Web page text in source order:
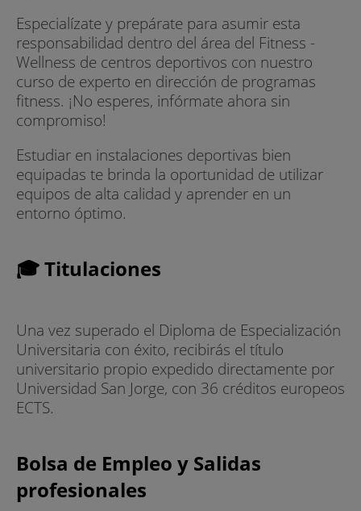
Especialízate y prepárate para asumir esta
responsabilidad dentro del área del Fitness -
Wellness de centros deportivos con nuestro
curso de experto en dirección de programas
fitness. ¡No esperes, infórmate ahora sin
compromiso!
Estudiar en instalaciones deportivas bien
equipadas te brinda la oportunidad de utilizar
equipos de alta calidad y aprender en un
entorno óptimo.
🎓 Titulaciones
Una vez superado el Diploma de Especialización
Universitaria con éxito, recibirás el título
universitario propio expedido directamente por
Universidad San Jorge, con 36 créditos europeos
ECTS.
Bolsa de Empleo y Salidas
profesionales